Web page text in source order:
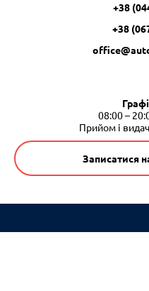
+38
+38
08:00 –
Прийом і
Записатися